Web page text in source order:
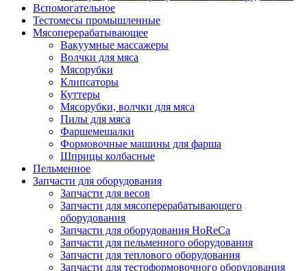
Вспомогательное
Тестомесы промышленные
Мясоперерабатывающее
Вакуумные массажеры
Волчки для мяса
Мясорубки
Клипсаторы
Куттеры
Мясорубки, волчки для мяса
Пилы для мяса
Фаршемешалки
Формовочные машины для фарша
Шприцы колбасные
Пельменное
Запчасти для оборудования
Запчасти для весов
Запчасти для мясоперерабатывающего
оборудования
Запчасти для оборудования HoReCa
Запчасти для пельменного оборудования
Запчасти для теплового оборудования
Запчасти для тестоформовочного оборудования